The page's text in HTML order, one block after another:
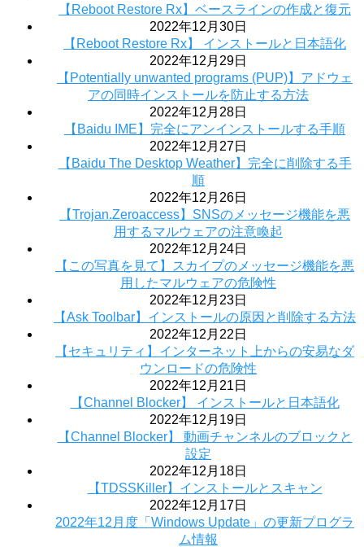
【Reboot Restore Rx】ベースラインの作成と復元
2022年12月30日
【Reboot Restore Rx】 インストールと日本語化
2022年12月29日
【Potentially unwanted programs (PUP)】アドウェ
アの同時インストールを防止する方法
2022年12月28日
【Baidu IME】完全にアンインストールする手順
2022年12月27日
【Baidu The Desktop Weather】完全に削除する手
順
2022年12月26日
【Trojan.Zeroaccess】SNSのメッセージ機能を悪
用するマルウェアの注意喚起
2022年12月24日
【この写真を見て】スカイプのメッセージ機能を悪
用したマルウェアの危険性
2022年12月23日
【Ask Toolbar】インストールの原因と削除する方法
2022年12月22日
【セキュリティ】インターネット上からの安易なダ
ウンロードの危険性
2022年12月21日
【Channel Blocker】 インストールと日本語化
2022年12月19日
【Channel Blocker】 動画チャンネルのブロックと
設定
2022年12月18日
【TDSSKiller】インストールとスキャン
2022年12月17日
2022年12月度「Windows Update」の更新プログラ
ム情報